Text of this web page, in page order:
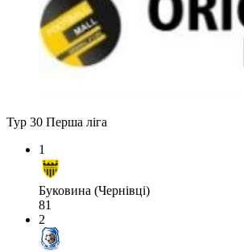
Тур 30 Перша ліга
1
Буковина (Чернівці)
81
2